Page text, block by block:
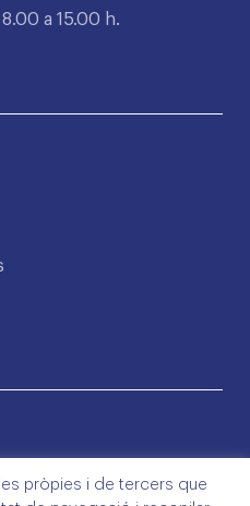
a 15.00 h.
pròpies i de tercers que